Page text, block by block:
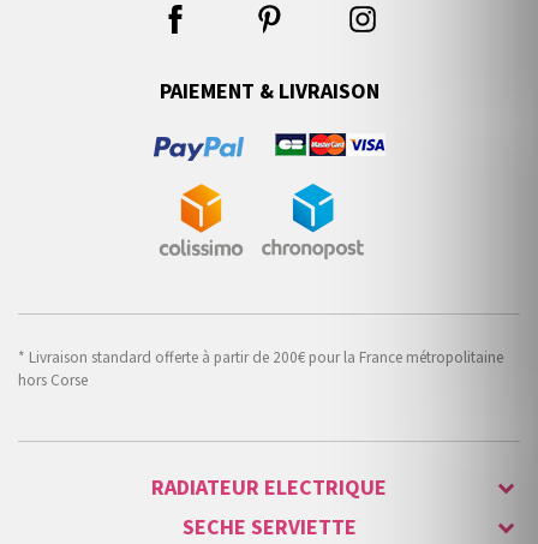
PAIEMENT & LIVRAISON
* Livraison standard offerte à partir de 200€ pour la France métropolitaine
hors Corse
RADIATEUR ELECTRIQUE
SECHE SERVIETTE